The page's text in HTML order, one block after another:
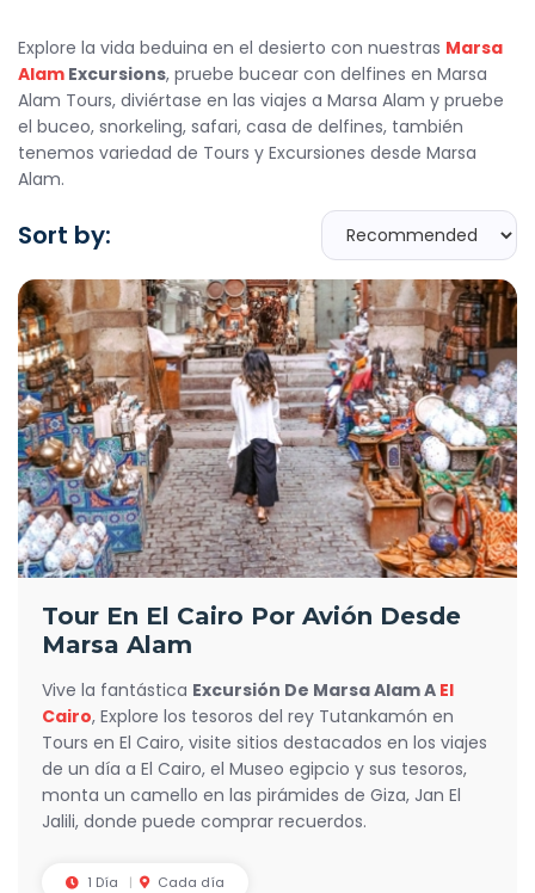
Explore la vida beduina en el desierto con nuestras Marsa
Alam Excursions, pruebe bucear con delfines en Marsa
Alam Tours, diviértase en las viajes a Marsa Alam y pruebe
el buceo, snorkeling, safari, casa de delfines, también
tenemos variedad de Tours y Excursiones desde Marsa
Alam.
Sort by:
Tour En El Cairo Por Avión Desde
Marsa Alam
Vive la fantástica Excursión De Marsa Alam A El
Cairo, Explore los tesoros del rey Tutankamón en
Tours en El Cairo, visite sitios destacados en los viajes
de un día a El Cairo, el Museo egipcio y sus tesoros,
monta un camello en las pirámides de Giza, Jan El
Jalili, donde puede comprar recuerdos.
1 Día Cada día